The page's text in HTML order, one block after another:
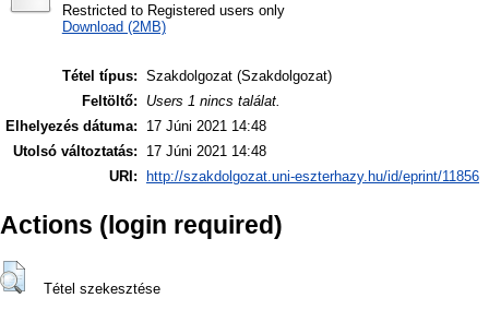
Restricted to Registered users only
Download (2MB)
Tétel típus: Szakdolgozat (Szakdolgozat)
Feltöltő:
Users 1 nincs találat.
Elhelyezés dátuma:
17 Júni 2021 14:48
Utolsó változtatás:
17 Júni 2021 14:48
URI:
http://szakdolgozat.uni-eszterhazy.hu/id/eprint/11856
Actions (login required)
Tétel szekesztése